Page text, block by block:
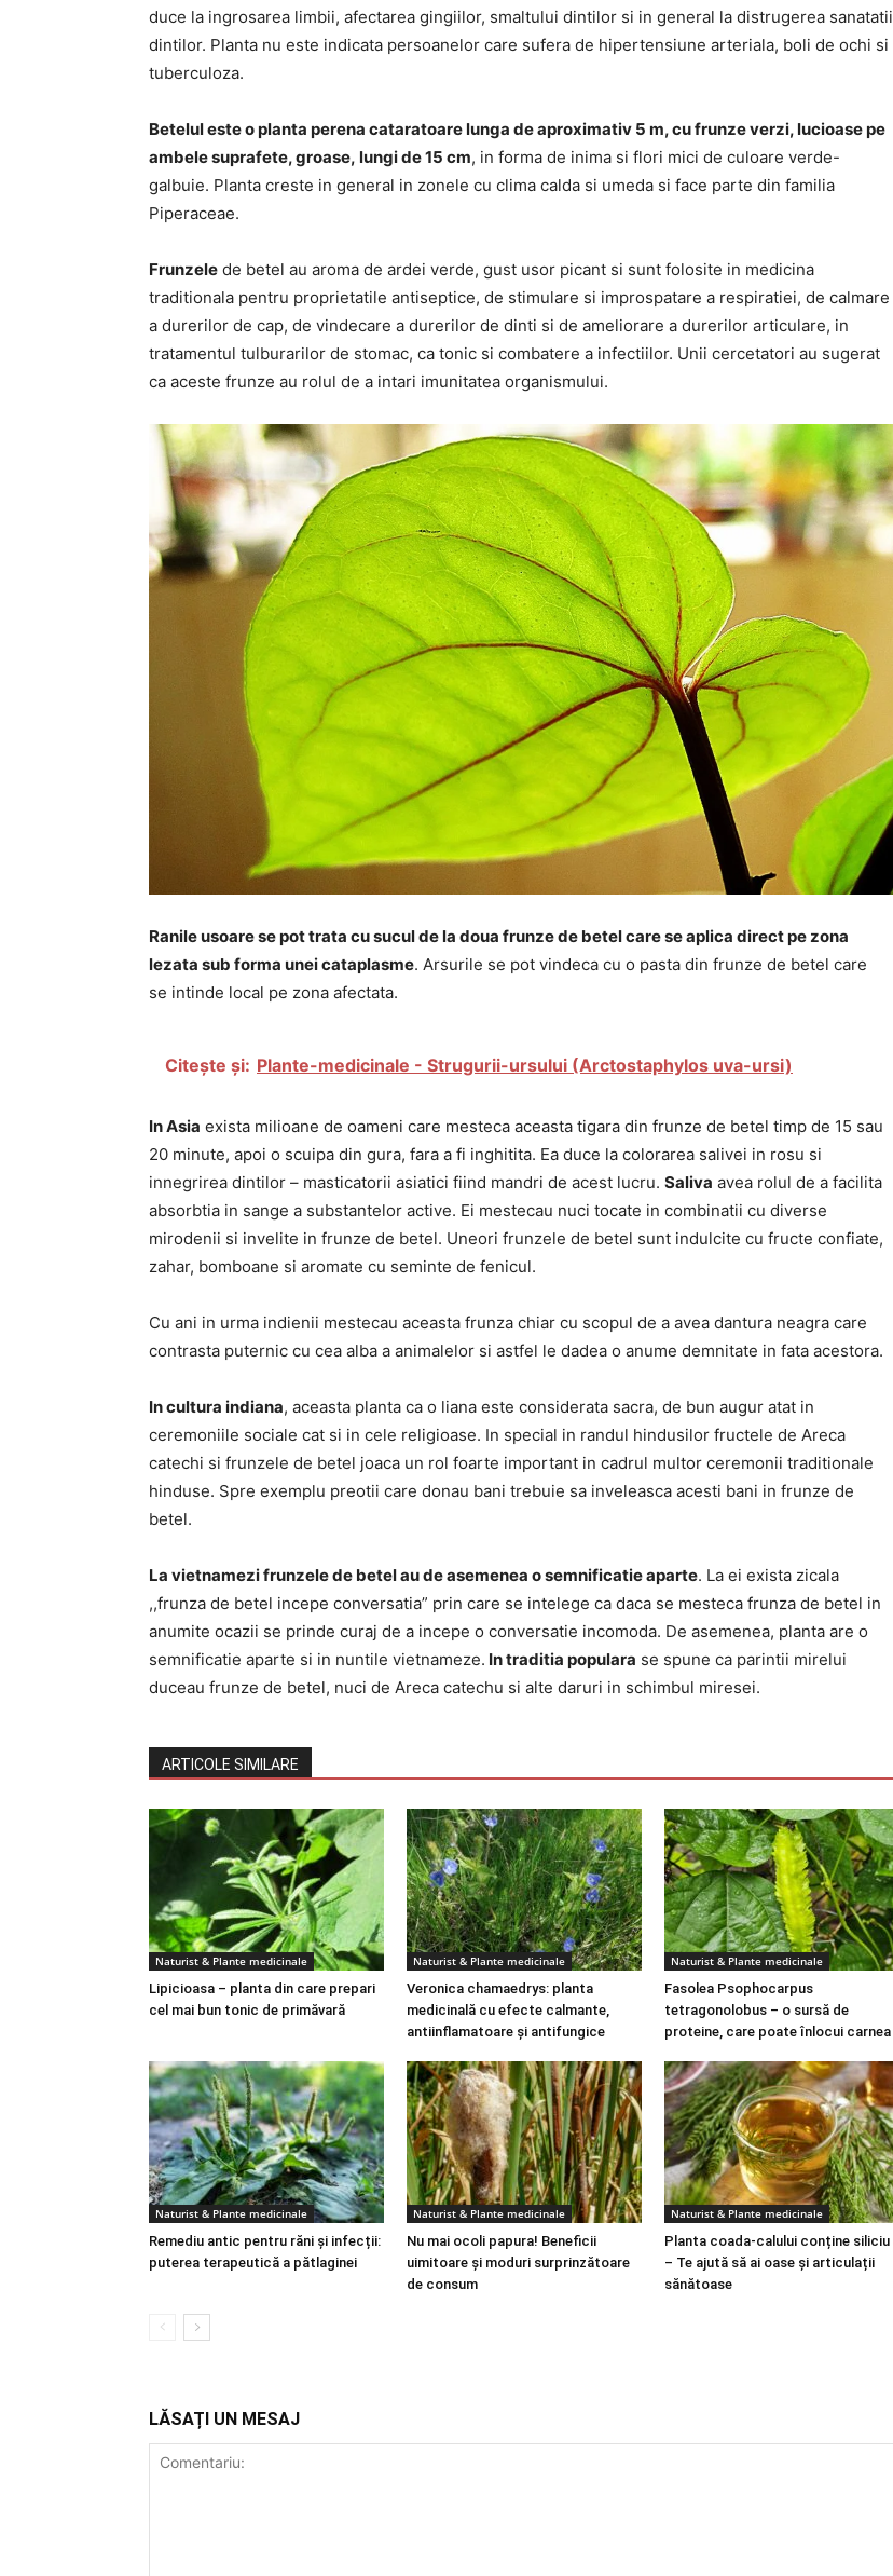
duce la ingrosarea limbii, afectarea gingiilor, smaltului dintilor si in general la distrugerea sanatatii
dintilor. Planta nu este indicata persoanelor care sufera de hipertensiune arteriala, boli de ochi si
tuberculoza.
Betelul este o planta perena cataratoare lunga de aproximativ 5 m, cu frunze verzi, lucioase pe
ambele suprafete, groase, lungi de 15 cm, in forma de inima si flori mici de culoare verde-
galbuie. Planta creste in general in zonele cu clima calda si umeda si face parte din familia
Piperaceae.
Frunzele de betel au aroma de ardei verde, gust usor picant si sunt folosite in medicina
traditionala pentru proprietatile antiseptice, de stimulare si improspatare a respiratiei, de calmare
a durerilor de cap, de vindecare a durerilor de dinti si de ameliorare a durerilor articulare, in
tratamentul tulburarilor de stomac, ca tonic si combatere a infectiilor. Unii cercetatori au sugerat
ca aceste frunze au rolul de a intari imunitatea organismului.
Ranile usoare se pot trata cu sucul de la doua frunze de betel care se aplica direct pe zona
lezata sub forma unei cataplasme. Arsurile se pot vindeca cu o pasta din frunze de betel care
se intinde local pe zona afectata.
Citește și: Plante-medicinale - Strugurii-ursului (Arctostaphylos uva-ursi)
In Asia exista milioane de oameni care mesteca aceasta tigara din frunze de betel timp de 15 sau
20 minute, apoi o scuipa din gura, fara a fi inghitita. Ea duce la colorarea salivei in rosu si
innegrirea dintilor – masticatorii asiatici fiind mandri de acest lucru. Saliva avea rolul de a facilita
absorbtia in sange a substantelor active. Ei mestecau nuci tocate in combinatii cu diverse
mirodenii si invelite in frunze de betel. Uneori frunzele de betel sunt indulcite cu fructe confiate,
zahar, bomboane si aromate cu seminte de fenicul.
Cu ani in urma indienii mestecau aceasta frunza chiar cu scopul de a avea dantura neagra care
contrasta puternic cu cea alba a animalelor si astfel le dadea o anume demnitate in fata acestora.
In cultura indiana, aceasta planta ca o liana este considerata sacra, de bun augur atat in
ceremoniile sociale cat si in cele religioase. In special in randul hindusilor fructele de Areca
catechi si frunzele de betel joaca un rol foarte important in cadrul multor ceremonii traditionale
hinduse. Spre exemplu preotii care donau bani trebuie sa inveleasca acesti bani in frunze de
betel.
La vietnamezi frunzele de betel au de asemenea o semnificatie aparte. La ei exista zicala
,,frunza de betel incepe conversatia” prin care se intelege ca daca se mesteca frunza de betel in
anumite ocazii se prinde curaj de a incepe o conversatie incomoda. De asemenea, planta are o
semnificatie aparte si in nuntile vietnameze. In traditia populara se spune ca parintii mirelui
duceau frunze de betel, nuci de Areca catechu si alte daruri in schimbul miresei.
ARTICOLE SIMILARE
Naturist & Plante medicinale
Lipicioasa – planta din care prepari
cel mai bun tonic de primăvară
Naturist & Plante medicinale
Veronica chamaedrys: planta
medicinală cu efecte calmante,
antiinflamatoare și antifungice
Naturist & Plante medicinale
Fasolea Psophocarpus
tetragonolobus – o sursă de
proteine, care poate înlocui carnea
Naturist & Plante medicinale
Remediu antic pentru răni și infecții:
puterea terapeutică a pătlaginei
Naturist & Plante medicinale
Nu mai ocoli papura! Beneficii
uimitoare și moduri surprinzătoare
de consum
Naturist & Plante medicinale
Planta coada-calului conține siliciu
– Te ajută să ai oase și articulații
sănătoase
LĂSAȚI UN MESAJ